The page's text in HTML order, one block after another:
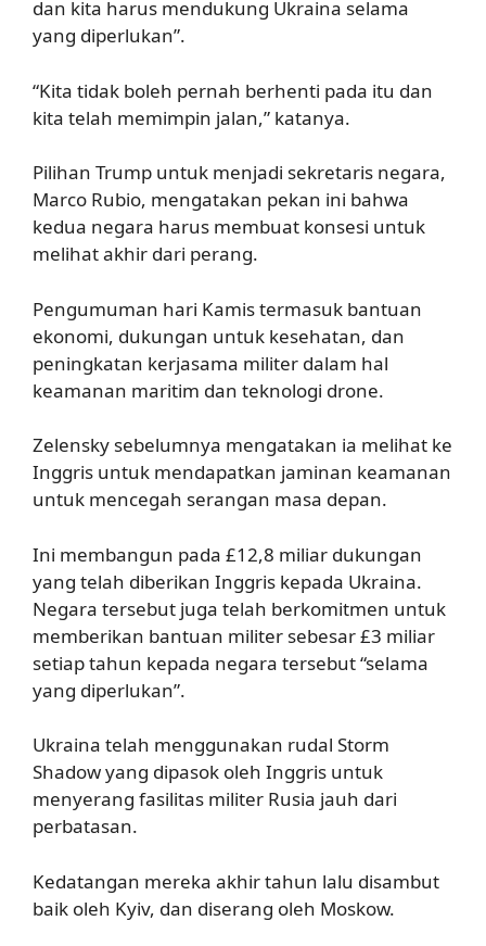
dan kita harus mendukung Ukraina selama
yang diperlukan”.
“Kita tidak boleh pernah berhenti pada itu dan
kita telah memimpin jalan,” katanya.
Pilihan Trump untuk menjadi sekretaris negara,
Marco Rubio, mengatakan pekan ini bahwa
kedua negara harus membuat konsesi untuk
melihat akhir dari perang.
Pengumuman hari Kamis termasuk bantuan
ekonomi, dukungan untuk kesehatan, dan
peningkatan kerjasama militer dalam hal
keamanan maritim dan teknologi drone.
Zelensky sebelumnya mengatakan ia melihat ke
Inggris untuk mendapatkan jaminan keamanan
untuk mencegah serangan masa depan.
Ini membangun pada £12,8 miliar dukungan
yang telah diberikan Inggris kepada Ukraina.
Negara tersebut juga telah berkomitmen untuk
memberikan bantuan militer sebesar £3 miliar
setiap tahun kepada negara tersebut “selama
yang diperlukan”.
Ukraina telah menggunakan rudal Storm
Shadow yang dipasok oleh Inggris untuk
menyerang fasilitas militer Rusia jauh dari
perbatasan.
Kedatangan mereka akhir tahun lalu disambut
baik oleh Kyiv, dan diserang oleh Moskow.